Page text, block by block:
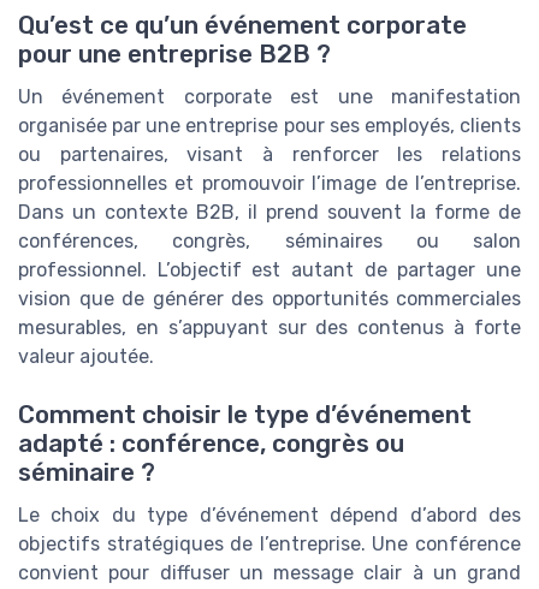
Qu’est ce qu’un événement corporate
pour une entreprise B2B ?
Un événement corporate est une manifestation
organisée par une entreprise pour ses employés, clients
ou partenaires, visant à renforcer les relations
professionnelles et promouvoir l’image de l’entreprise.
Dans un contexte B2B, il prend souvent la forme de
conférences, congrès, séminaires ou salon
professionnel. L’objectif est autant de partager une
vision que de générer des opportunités commerciales
mesurables, en s’appuyant sur des contenus à forte
valeur ajoutée.
Comment choisir le type d’événement
adapté : conférence, congrès ou
séminaire ?
Le choix du type d’événement dépend d’abord des
objectifs stratégiques de l’entreprise. Une conférence
convient pour diffuser un message clair à un grand